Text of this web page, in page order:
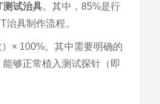
测试治具。其中，85%是行
具制作流程。
× 100%。其中需要明确的
够正常植入测试探针（即